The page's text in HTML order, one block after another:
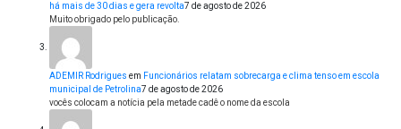
há mais de 30 dias e gera revolta7 de agosto de 2026
Muito obrigado pelo publicação.
ADEMIR Rodrigues em Funcionários relatam sobrecarga e clima tenso em escola
municipal de Petrolina7 de agosto de 2026
vocês colocam a notícia pela metade cadê o nome da escola